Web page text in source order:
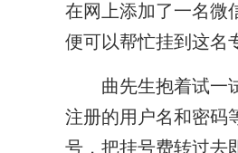
在网上添加了一名微
便可以帮忙挂到这名
曲先生抱着试一试
注册的用户名和密码
号，把挂号费转过去